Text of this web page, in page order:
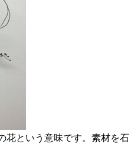
という意味です。素材を石